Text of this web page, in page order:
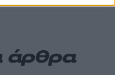
άρθρα